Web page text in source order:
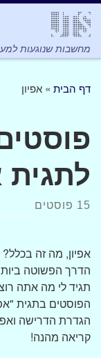
מחשבות שנוגעות
דף הבית » אפיון
לתגית
15 פוסטים
אפיון, מה זה
הדרך הפשוטה
תגיד לי מה אתה
הפוסטים בתגית
הגדרת הדרישה
קריאה מהנה!